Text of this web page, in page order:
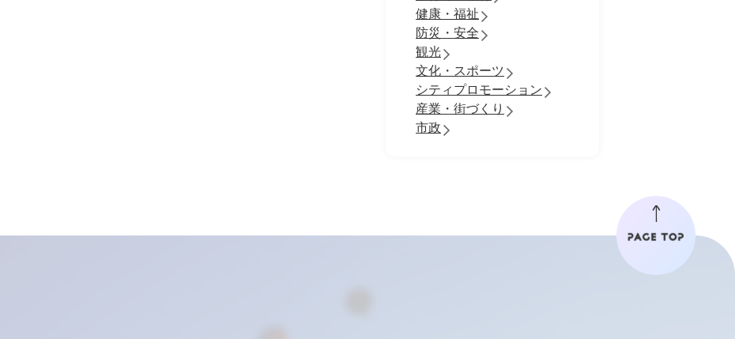
健康・福祉
防災・安全
観光
文化・スポーツ
シティプロモーション
産業・街づくり
市政